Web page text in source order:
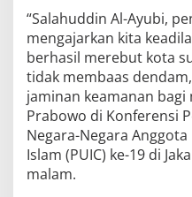
“Salahuddin Al-Ayubi,
mengajarkan kita
berhasil merebut kota
tidak membaas
jaminan keamanan bagi
Prabowo di Konferensi
Negara-Negara
Islam (PUIC) ke-19 di
malam.